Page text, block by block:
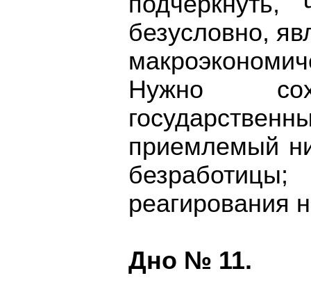
безусловно,
Нужно
приемлемый
реагирования
Дно № 11.